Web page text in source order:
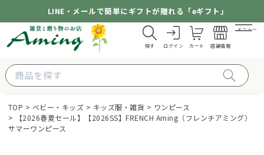
LINE・メールで簡単にギフトが贈れる「eギフト」
探す ログイン カート 店舗情報
メニュー
TOP ベビー・キッズ キッズ服・雑貨
ワンピース
【2026春夏セール】【2026SS】FRENCH Aming（フレンチアミング）
サマーワンピース